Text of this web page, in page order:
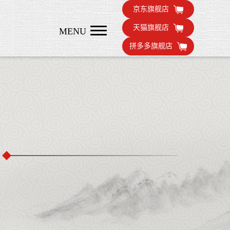
京东旗舰店
天猫旗舰店
拼多多旗舰店
MENU